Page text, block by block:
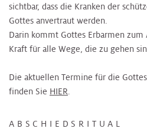
sichtbar, dass die Kranken der
Gottes anvertraut werden.
Darin kommt Gottes Erbarmen zum
Kraft für alle Wege, die zu gehen
Die aktuellen Termine für die
finden Sie HIER.
ABSCHIEDSRITUAL